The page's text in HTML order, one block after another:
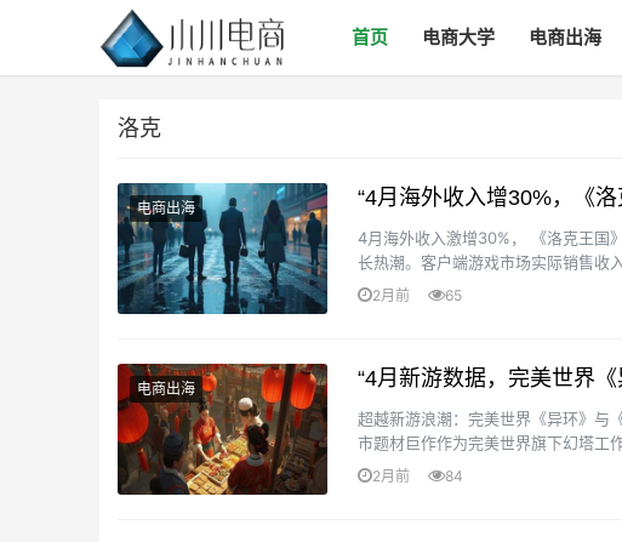
首页 电商大学 电商出海
洛克
电商出海 “4月海外收入增30%，《
4月海外收入激增30%， 《洛克王国
长热潮。客户端游戏市场实际销售收
动端游戏逆势双增，次新品《洛···
2月前 65
电商出海 “4月新游数据，完美世界
超越新游浪潮：完美世界《异环》与
市题材巨作作为完美世界旗下幻塔工
幻5引擎的强大支持，吸引了全球超过
2月前 84